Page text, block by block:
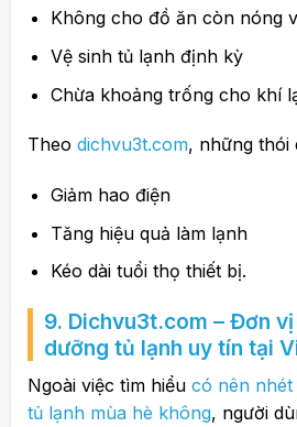
Không cho đồ ăn còn nóng
Vệ sinh tủ lạnh định kỳ
Chừa khoảng trống cho khí
Theo dichvu3t.com, những thói
Giảm hao điện
Tăng hiệu quả làm lạnh
Kéo dài tuổi thọ thiết bị.
9. Dichvu3t.com – Đơn
dưỡng tủ lạnh uy tín tại
Ngoài việc tìm hiểu có nên
tủ lạnh mùa hè không, người